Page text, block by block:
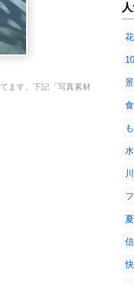
ます。下記「写真素材
花
水
川
夏